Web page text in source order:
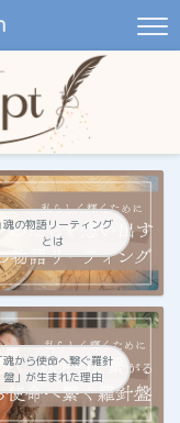
魂の物語リーティング
とは
魂から使命へ繋ぐ羅針
盤」が生まれた理由